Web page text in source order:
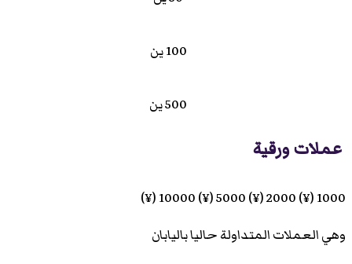
100 ين
500 ين
عملات ورقية
1000 (¥) 2000 (¥) 5000 (¥) 10000 (¥)
وهي العملات المتداولة حاليا باليابان